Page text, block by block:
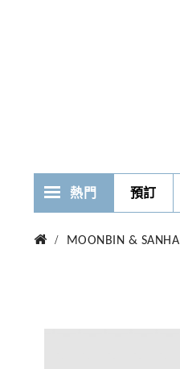
熱門 預訂
MOONBIN &